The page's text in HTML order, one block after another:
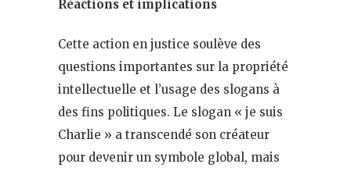
Réactions et implications
Cette action en justice soulève des
questions importantes sur la propriété
intellectuelle et l’usage des slogans à
des fins politiques. Le slogan « je suis
Charlie » a transcendé son créateur
pour devenir un symbole global, mais